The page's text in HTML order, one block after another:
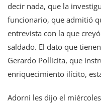
decir nada, que la
funcionario, que admitió
entrevista con la que
saldado. El dato que
Gerardo Pollicita, que
enriquecimiento ilícito,
Adorni les dijo el